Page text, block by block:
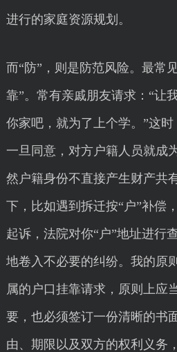
进行的家庭资源规划。
而“防”，则是防范风险。最常
靠”。常有亲戚朋友请求：“让
你家吧，就为了上个学。”这时
一旦同意，对方户籍人员就成
然户籍身份不直接产生财产共
下，比如遇到拆迁按“户”补偿
起诉，法院对你“户”地址进行
地卷入不必要的纠纷。我的原
属的户口挂靠请求，原则上应
要，也必须签订一份清晰的书
由、期限以及双方的权利义务